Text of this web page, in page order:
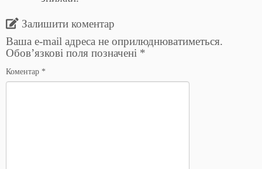
Залишити коментар
Ваша e-mail адреса не оприлюднюватиметься.
Обов’язкові поля позначені *
Коментар *